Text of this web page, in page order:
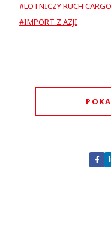
#LOTNICZY RUCH CARGO
#IMPORT Z AZJI
Nie